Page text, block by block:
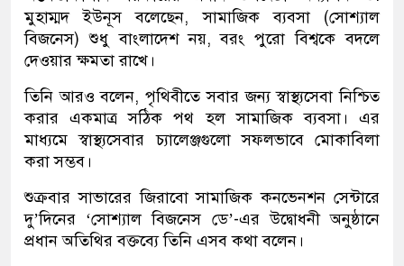
মুহাম্মদ ইউনূস বলেছেন, সামাজিক ব্যবসা (সোশ্যাল
বিজনেস) শুধু বাংলাদেশ নয়, বরং পুরো বিশ্বকে বদলে
দেওয়ার ক্ষমতা রাখে।
তিনি আরও বলেন, পৃথিবীতে সবার জন্য স্বাস্থ্যসেবা নিশ্চিত
করার একমাত্র সঠিক পথ হল সামাজিক ব্যবসা। এর
মাধ্যমে স্বাস্থ্যসেবার চ্যালেঞ্জগুলো সফলভাবে মোকাবিলা
করা সম্ভব।
শুক্রবার সাভারের জিরাবো সামাজিক কনভেনশন সেন্টারে
দু’দিনের ‘সোশ্যাল বিজনেস ডে’-এর উদ্বোধনী অনুষ্ঠানে
প্রধান অতিথির বক্তব্যে তিনি এসব কথা বলেন।